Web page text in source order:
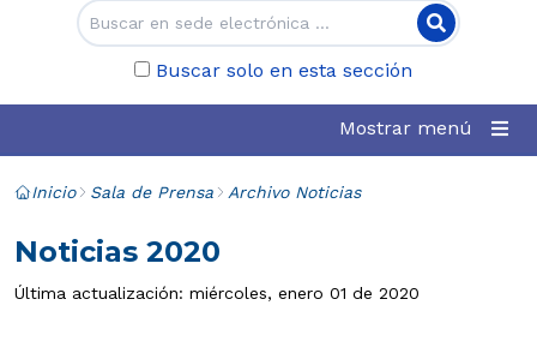
Buscar solo en esta sección
Mostrar menú
Inicio Sala de Prensa Archivo Noticias
Noticias 2020
Última actualización: miércoles, enero 01 de 2020